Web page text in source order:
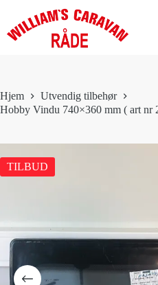
innholdet
Hjem
Utvendig tilbehør
Hobby Vindu 740×360 mm ( art nr
TILBUD